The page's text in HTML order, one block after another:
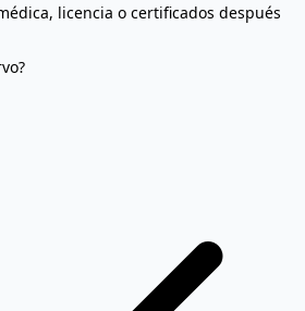
licencia o certificados después